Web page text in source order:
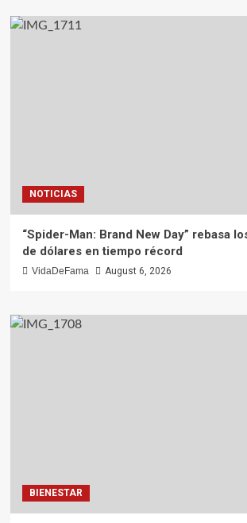
NOTICIAS
“Spider-Man: Brand New Day” rebasa
de dólares en tiempo récord
VidaDeFama August 6, 2026
BIENESTAR